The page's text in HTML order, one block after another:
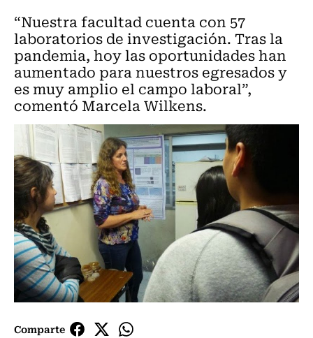
“Nuestra facultad cuenta con 57
laboratorios de investigación. Tras la
pandemia, hoy las oportunidades han
aumentado para nuestros egresados y
es muy amplio el campo laboral”,
comentó Marcela Wilkens.
Comparte